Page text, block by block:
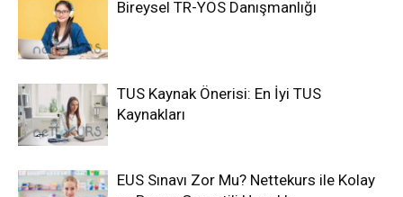
Bireysel TR-YÖS Danışmanlığı
TUS Kaynak Önerisi: En İyi TUS
Kaynakları
EUS Sınavı Zor Mu? Nettekurs ile Kolay